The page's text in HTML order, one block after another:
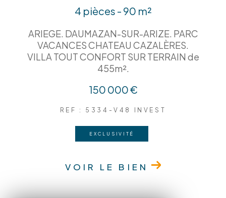
4 pièces - 90 m²
ARIEGE. DAUMAZAN-SUR-ARIZE. PARC
VACANCES CHATEAU CAZALÈRES.
VILLA TOUT CONFORT SUR TERRAIN de
455m².
150 000 €
REF : 5334-V48 INVEST
EXCLUSIVITÉ
VOIR LE BIEN